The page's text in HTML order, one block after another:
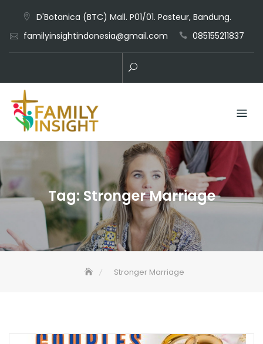
D'Botanica (BTC) Mall. P01/01. Pasteur, Bandung.
familyinsightindonesia@gmail.com
085155211837
Tag:Stronger Marriage
Stronger Marriage